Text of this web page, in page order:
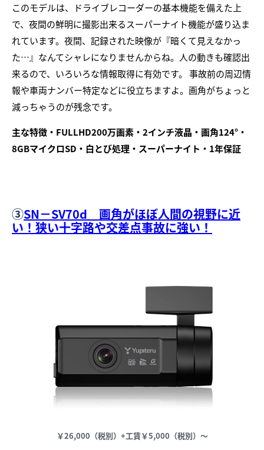
このモデルは、ドライブレコーダーの基本機能を備えた上
で、夜間の鮮明に撮影出来るスーパーナイト機能が盛り込ま
れています。夜間、記録された映像が『暗くて見えなかっ
た…』なんてシャレになりませんからね。人の動きも確認出
来るので、いろいろな情報取得に有効です。 事故前の周辺情
報や車両ナンバー特定などに役立ちますよ。画角がちょっと
減っちゃうのが残念です。
主な特徴・FULLHD200万画素・2インチ液晶・画角124°・
8GBマイクロSD・白とび処理・スーパーナイト・1年保証
③SN－SV70d 画角がほぼ人間の視野に近
い！狭い十字路や交差点事故に強い！
￥26,000（税別）+工賃￥5,000（税別）～